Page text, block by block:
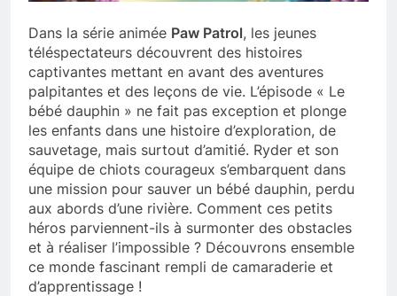
Dans la série animée Paw Patrol, les jeunes
téléspectateurs découvrent des histoires
captivantes mettant en avant des aventures
palpitantes et des leçons de vie. L’épisode « Le
bébé dauphin » ne fait pas exception et plonge
les enfants dans une histoire d’exploration, de
sauvetage, mais surtout d’amitié. Ryder et son
équipe de chiots courageux s’embarquent dans
une mission pour sauver un bébé dauphin, perdu
aux abords d’une rivière. Comment ces petits
héros parviennent-ils à surmonter des obstacles
et à réaliser l’impossible ? Découvrons ensemble
ce monde fascinant rempli de camaraderie et
d’apprentissage !